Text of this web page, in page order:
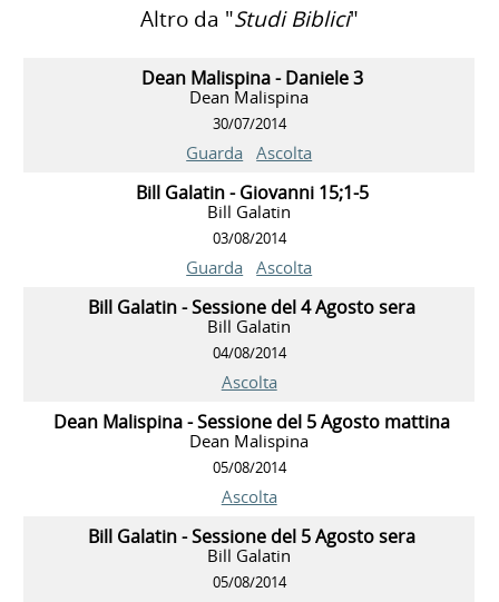
Altro da "Studi Biblici"
Dean Malispina - Daniele 3
Dean Malispina
30/07/2014
Guarda Ascolta
Bill Galatin - Giovanni 15;1-5
Bill Galatin
03/08/2014
Guarda Ascolta
Bill Galatin - Sessione del 4 Agosto sera
Bill Galatin
04/08/2014
Ascolta
Dean Malispina - Sessione del 5 Agosto mattina
Dean Malispina
05/08/2014
Ascolta
Bill Galatin - Sessione del 5 Agosto sera
Bill Galatin
05/08/2014